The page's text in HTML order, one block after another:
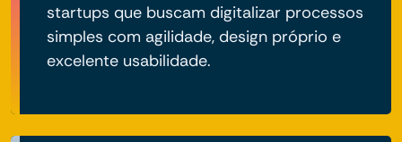
startups que buscam digitalizar processos
simples com agilidade, design próprio e
excelente usabilidade.